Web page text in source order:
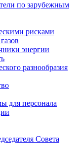
по зарубежным
рисками
энергии
разнообразия
для персонала
Совета